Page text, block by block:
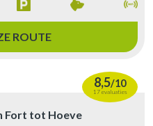
ROUTE
8,5/10
17 evaluaties
Fort tot Hoeve